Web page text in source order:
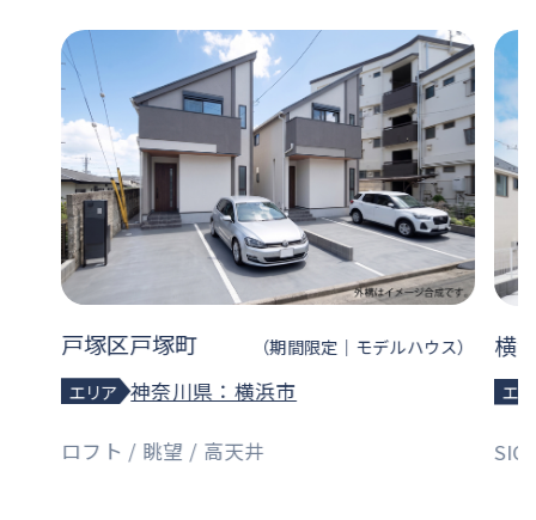
戸塚区戸塚町 （期間限定｜モデルハウス）
エリア 神奈川県：横浜市
ロフト / 眺望 / 高天井
横
エ
SIC